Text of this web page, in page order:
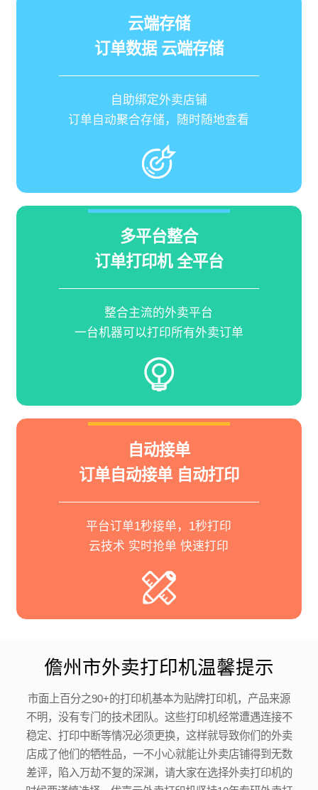
云端存储
订单数据 云端存储
自助绑定外卖店铺
订单自动聚合存储，随时随地查看
多平台整合
订单打印机 全平台
整合主流的外卖平台
一台机器可以打印所有外卖订单
自动接单
订单自动接单 自动打印
平台订单1秒接单，1秒打印
云技术 实时抢单 快速打印
儋州市外卖打印机温馨提示
市面上百分之90+的打印机基本为贴牌打印机，产品来源
不明，没有专门的技术团队。这些打印机经常遭遇连接不
稳定、打印中断等情况必须更换，这样就导致你们的外卖
店成了他们的牺牲品，一不小心就能让外卖店铺得到无数
差评，陷入万劫不复的深渊，请大家在选择外卖打印机的